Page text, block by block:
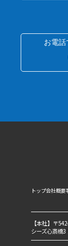
お電
トップ会社概要
【本社】〒
シーズ心斎橋3